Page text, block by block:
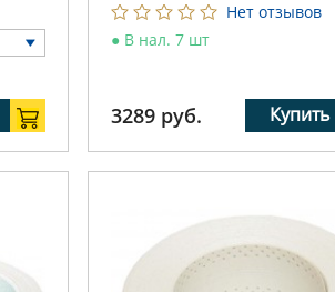
Нет отзывов
● В нал. 7 шт
3289 руб. Купить